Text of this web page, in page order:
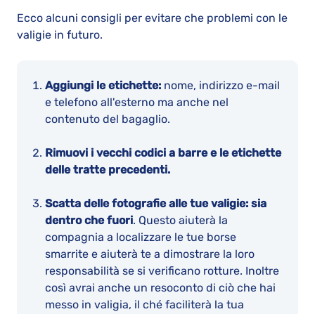
Ecco alcuni consigli per evitare che problemi con le
valigie in futuro.
Aggiungi le etichette: nome, indirizzo e-mail
e telefono all'esterno ma anche nel
contenuto del bagaglio.
Rimuovi i vecchi codici a barre e le etichette
delle tratte precedenti.
Scatta delle fotografie alle tue valigie: sia
dentro che fuori. Questo aiuterà la
compagnia a localizzare le tue borse
smarrite e aiuterà te a dimostrare la loro
responsabilità se si verificano rotture. Inoltre
così avrai anche un resoconto di ciò che hai
messo in valigia, il ché faciliterà la tua